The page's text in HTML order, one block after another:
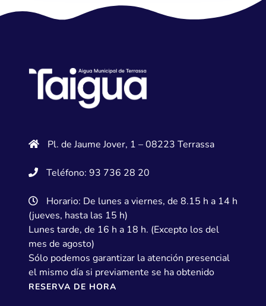
Pl. de Jaume Jover, 1 – 08223 Terrassa
Teléfono: 93 736 28 20
Horario: De lunes a viernes, de 8.15 h a 14 h
(jueves, hasta las 15 h)
Lunes tarde, de 16 h a 18 h. (Excepto los del
mes de agosto)
Sólo podemos garantizar la atención presencial
el mismo día si previamente se ha obtenido
RESERVA DE HORA